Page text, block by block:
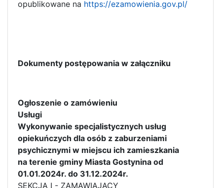
opublikowane na https://ezamowienia.gov.pl/
Dokumenty postępowania w załączniku
Ogłoszenie o zamówieniu
Usługi
Wykonywanie specjalistycznych usług
opiekuńczych dla osób z zaburzeniami
psychicznymi w miejscu ich zamieszkania
na terenie gminy Miasta Gostynina od
01.01.2024r. do 31.12.2024r.
SEKCJA I - ZAMAWIAJĄCY